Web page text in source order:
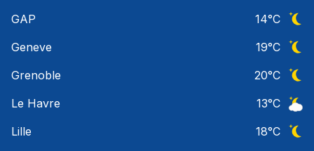
GAP
14°C
Geneve
19°C
Grenoble
20°C
Le Havre
13°C
Lille
18°C